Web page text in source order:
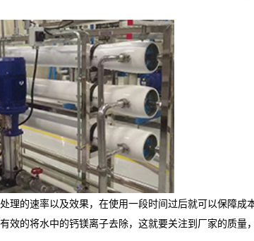
的速率以及效果，在使用一段时间过后就可以保障
效的将水中的钙镁离子去除，这就要关注到厂家的质